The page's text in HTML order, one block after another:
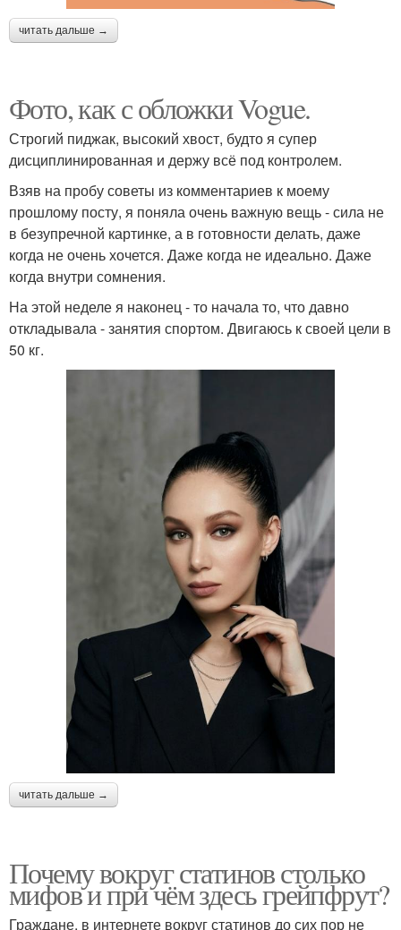
читать дальше →
Фото, как с обложки Vogue.
Строгий пиджак, высокий хвост, будто я супер
дисциплинированная и держу всё под контролем.
Взяв на пробу советы из комментариев к моему
прошлому посту, я поняла очень важную вещь - сила не
в безупречной картинке, а в готовности делать, даже
когда не очень хочется. Даже когда не идеально. Даже
когда внутри сомнения.
На этой неделе я наконец - то начала то, что давно
откладывала - занятия спортом. Двигаюсь к своей цели в
50 кг.
читать дальше →
Почему вокруг статинов столько
мифов и при чём здесь грейпфрут?
Граждане, в интернете вокруг статинов до сих пор не